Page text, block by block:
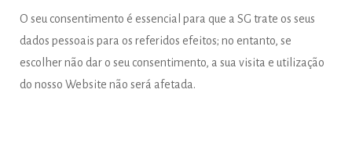
O seu consentimento é essencial para que a SG trate os seus
dados pessoais para os referidos efeitos; no entanto, se
escolher não dar o seu consentimento, a sua visita e utilização
do nosso Website não será afetada.